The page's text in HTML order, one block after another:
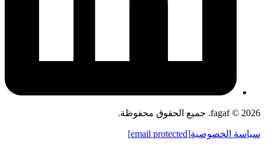
fagaf © 2026. جميع الحقوق محفوظة.
سياسة الخصوصية[email protected]